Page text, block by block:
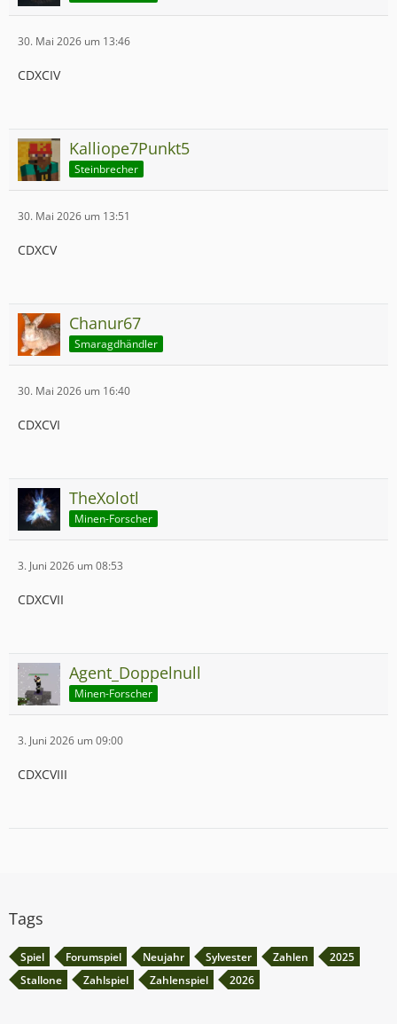
30. Mai 2026 um 13:46
CDXCIV
Kalliope7Punkt5
Steinbrecher
30. Mai 2026 um 13:51
CDXCV
Chanur67
Smaragdhändler
30. Mai 2026 um 16:40
CDXCVI
TheXolotl
Minen-Forscher
3. Juni 2026 um 08:53
CDXCVII
Agent_Doppelnull
Minen-Forscher
3. Juni 2026 um 09:00
CDXCVIII
Tags
Spiel Forumspiel Neujahr Sylvester Zahlen
2025
Stallone
Zahlspiel Zahlenspiel 2026